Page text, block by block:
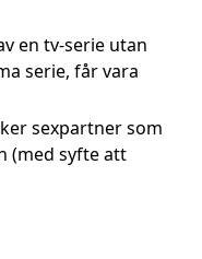
en tv-serie utan
serie, får vara
sexpartner som
(med syfte att